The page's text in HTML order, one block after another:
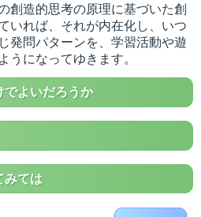
創造的思考の原理に基づいた創
いれば、それが内在化し、いつ
発問パターンを、学習活動や遊
うになってゆきます。
でよいだろうか
みては